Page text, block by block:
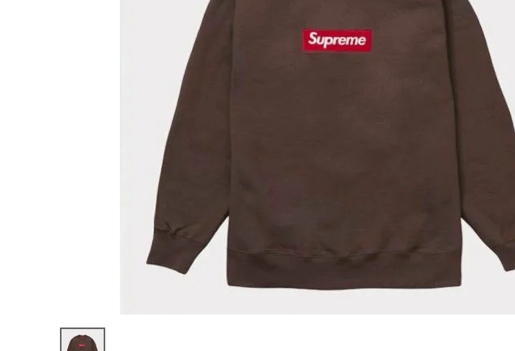
Tシャツ・ロングスリーブ
ニット帽・ビーニー